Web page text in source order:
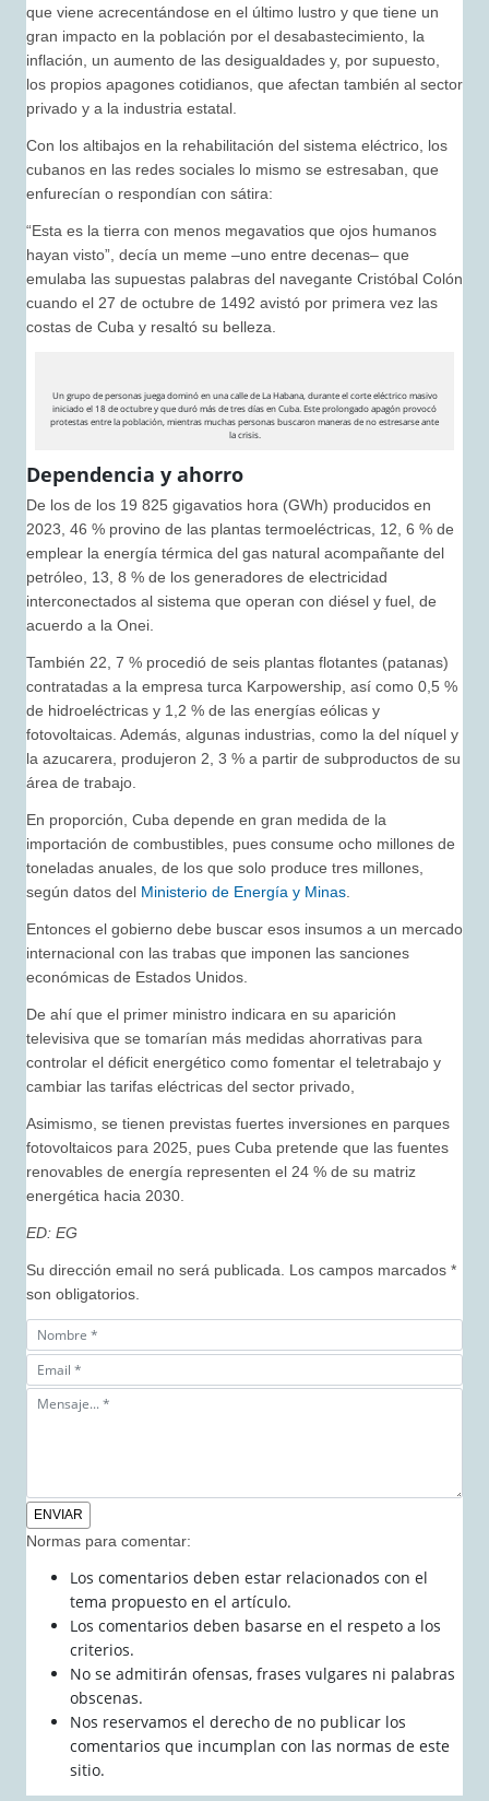
que viene acrecentándose en el último lustro y que tiene un
gran impacto en la población por el desabastecimiento, la
inflación, un aumento de las desigualdades y, por supuesto,
los propios apagones cotidianos, que afectan también al sector
privado y a la industria estatal.
Con los altibajos en la rehabilitación del sistema eléctrico, los
cubanos en las redes sociales lo mismo se estresaban, que
enfurecían o respondían con sátira:
“Esta es la tierra con menos megavatios que ojos humanos
hayan visto”, decía un meme –uno entre decenas– que
emulaba las supuestas palabras del navegante Cristóbal Colón
cuando el 27 de octubre de 1492 avistó por primera vez las
costas de Cuba y resaltó su belleza.
Un grupo de personas juega dominó en una calle de La Habana, durante el corte eléctrico masivo
iniciado el 18 de octubre y que duró más de tres días en Cuba. Este prolongado apagón provocó
protestas entre la población, mientras muchas personas buscaron maneras de no estresarse ante
la crisis.
Dependencia y ahorro
De los de los 19 825 gigavatios hora (GWh) producidos en
2023, 46 % provino de las plantas termoeléctricas, 12, 6 % de
emplear la energía térmica del gas natural acompañante del
petróleo, 13, 8 % de los generadores de electricidad
interconectados al sistema que operan con diésel y fuel, de
acuerdo a la Onei.
También 22, 7 % procedió de seis plantas flotantes (patanas)
contratadas a la empresa turca Karpowership, así como 0,5 %
de hidroeléctricas y 1,2 % de las energías eólicas y
fotovoltaicas. Además, algunas industrias, como la del níquel y
la azucarera, produjeron 2, 3 % a partir de subproductos de su
área de trabajo.
En proporción, Cuba depende en gran medida de la
importación de combustibles, pues consume ocho millones de
toneladas anuales, de los que solo produce tres millones,
según datos del Ministerio de Energía y Minas.
Entonces el gobierno debe buscar esos insumos a un mercado
internacional con las trabas que imponen las sanciones
económicas de Estados Unidos.
De ahí que el primer ministro indicara en su aparición
televisiva que se tomarían más medidas ahorrativas para
controlar el déficit energético como fomentar el teletrabajo y
cambiar las tarifas eléctricas del sector privado,
Asimismo, se tienen previstas fuertes inversiones en parques
fotovoltaicos para 2025, pues Cuba pretende que las fuentes
renovables de energía representen el 24 % de su matriz
energética hacia 2030.
ED: EG
Su dirección email no será publicada. Los campos marcados *
son obligatorios.
Normas para comentar:
Los comentarios deben estar relacionados con el
tema propuesto en el artículo.
Los comentarios deben basarse en el respeto a los
criterios.
No se admitirán ofensas, frases vulgares ni palabras
obscenas.
Nos reservamos el derecho de no publicar los
comentarios que incumplan con las normas de este
sitio.